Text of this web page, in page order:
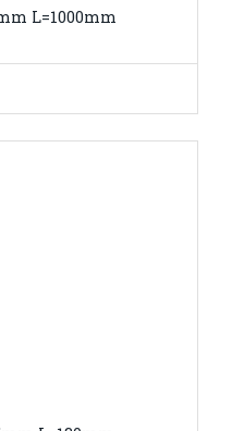
L=1000mm